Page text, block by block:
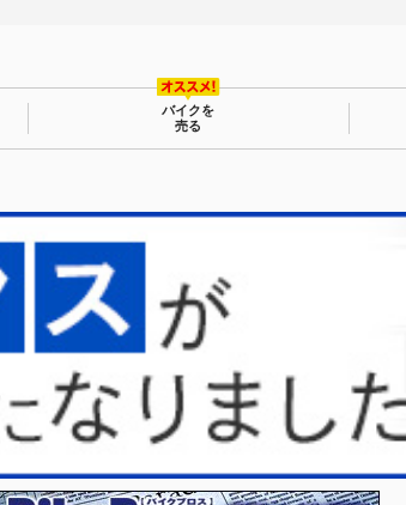
バイクを
売る